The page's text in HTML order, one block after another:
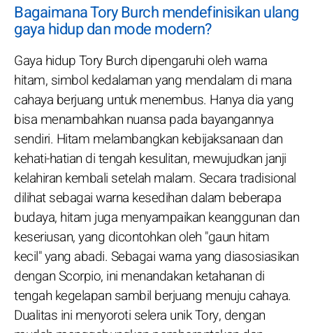
Bagaimana Tory Burch mendefinisikan ulang
gaya hidup dan mode modern?
Gaya hidup Tory Burch dipengaruhi oleh warna
hitam, simbol kedalaman yang mendalam di mana
cahaya berjuang untuk menembus. Hanya dia yang
bisa menambahkan nuansa pada bayangannya
sendiri. Hitam melambangkan kebijaksanaan dan
kehati-hatian di tengah kesulitan, mewujudkan janji
kelahiran kembali setelah malam. Secara tradisional
dilihat sebagai warna kesedihan dalam beberapa
budaya, hitam juga menyampaikan keanggunan dan
keseriusan, yang dicontohkan oleh "gaun hitam
kecil" yang abadi. Sebagai warna yang diasosiasikan
dengan Scorpio, ini menandakan ketahanan di
tengah kegelapan sambil berjuang menuju cahaya.
Dualitas ini menyoroti selera unik Tory, dengan